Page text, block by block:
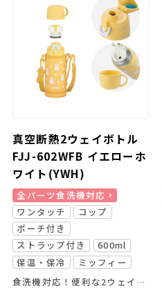
真空断熱2ウェイボトル
FJJ-602WFB イエローホ
ワイト(YWH)
全パーツ食洗機対応
ワンタッチ
コップ
ポーチ付き
ストラップ付き
600ml
保温・保冷
ミッフィー
食洗機対応！便利な2ウェイボトル